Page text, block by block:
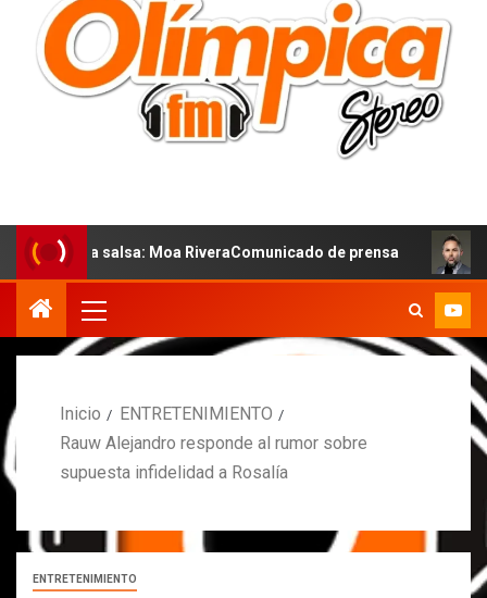
Moa RiveraComunicado de prensa MARCOS
Inicio
ENTRETENIMIENTO
Rauw Alejandro responde al rumor sobre
supuesta infidelidad a Rosalía
ENTRETENIMIENTO